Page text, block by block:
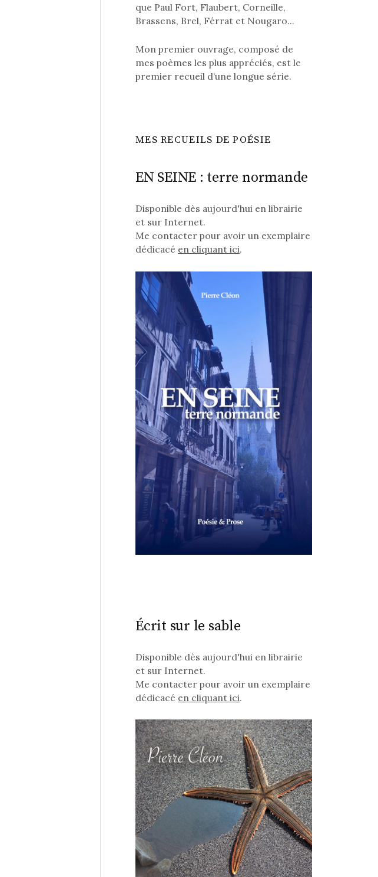
que Paul Fort, Flaubert, Corneille,
Brassens, Brel, Férrat et Nougaro...
Mon premier ouvrage, composé de
mes poèmes les plus appréciés, est le
premier recueil d’une longue série.
MES RECUEILS DE POÉSIE
EN SEINE : terre normande
Disponible dès aujourd'hui en librairie
et sur Internet.
Me contacter pour avoir un exemplaire
dédicacé en cliquant ici.
Écrit sur le sable
Disponible dès aujourd'hui en librairie
et sur Internet.
Me contacter pour avoir un exemplaire
dédicacé en cliquant ici.